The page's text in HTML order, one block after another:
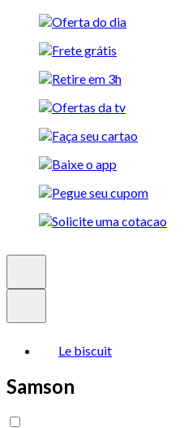
Le biscuit
Samson